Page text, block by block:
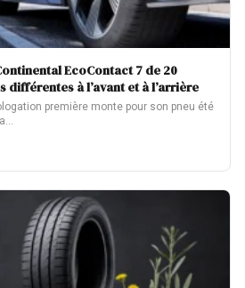
EcoContact 7 de 20
différentes à l’avant et à l’arrière
première monte pour son pneu été